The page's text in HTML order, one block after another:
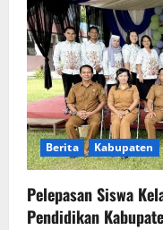
Berita Kabupaten
Pelepasan Siswa
Pendidikan